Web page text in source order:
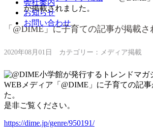
会社案内
お知らせ
お問い合わせ
が掲載されました。
「@DIME」に子育ての記事が掲載さ
2020年08月01日 カテゴリー：メディア掲載
小学館が発行するトレンドマガ
WEBメディア「@DIME」に子育ての記
た。
是非ご覧ください。
https://dime.jp/genre/950191/